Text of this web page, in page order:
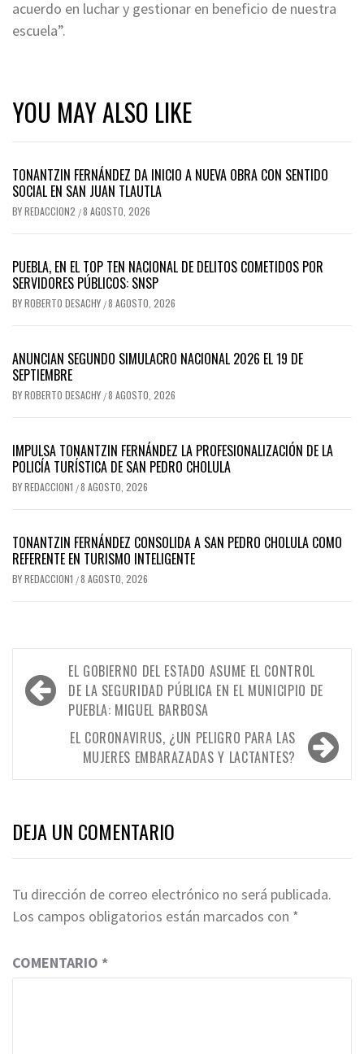
acuerdo en luchar y gestionar en beneficio de nuestra
escuela”.
YOU MAY ALSO LIKE
TONANTZIN FERNÁNDEZ DA INICIO A NUEVA OBRA CON SENTIDO
SOCIAL EN SAN JUAN TLAUTLA
BYREDACCION2 /8 AGOSTO, 2026
PUEBLA, EN EL TOP TEN NACIONAL DE DELITOS COMETIDOS POR
SERVIDORES PÚBLICOS: SNSP
BYROBERTO DESACHY /8 AGOSTO, 2026
ANUNCIAN SEGUNDO SIMULACRO NACIONAL 2026 EL 19 DE
SEPTIEMBRE
BYROBERTO DESACHY /8 AGOSTO, 2026
IMPULSA TONANTZIN FERNÁNDEZ LA PROFESIONALIZACIÓN DE LA
POLICÍA TURÍSTICA DE SAN PEDRO CHOLULA
BYREDACCION1 /8 AGOSTO, 2026
TONANTZIN FERNÁNDEZ CONSOLIDA A SAN PEDRO CHOLULA COMO
REFERENTE EN TURISMO INTELIGENTE
BYREDACCION1 /8 AGOSTO, 2026
Navegación
de
entradas
EL GOBIERNO DEL ESTADO ASUME EL CONTROL
DE LA SEGURIDAD PÚBLICA EN EL MUNICIPIO DE
PUEBLA: MIGUEL BARBOSA
EL CORONAVIRUS, ¿UN PELIGRO PARA LAS
MUJERES EMBARAZADAS Y LACTANTES?
DEJA UN COMENTARIO
Tu dirección de correo electrónico no será publicada.
Los campos obligatorios están marcados con *
COMENTARIO *